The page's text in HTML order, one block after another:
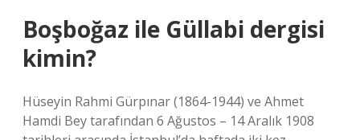
Boşboğaz ile Güllabi dergisi
kimin?
Hüseyin Rahmi Gürpınar (1864-1944) ve Ahmet
Hamdi Bey tarafından 6 Ağustos – 14 Aralık 1908